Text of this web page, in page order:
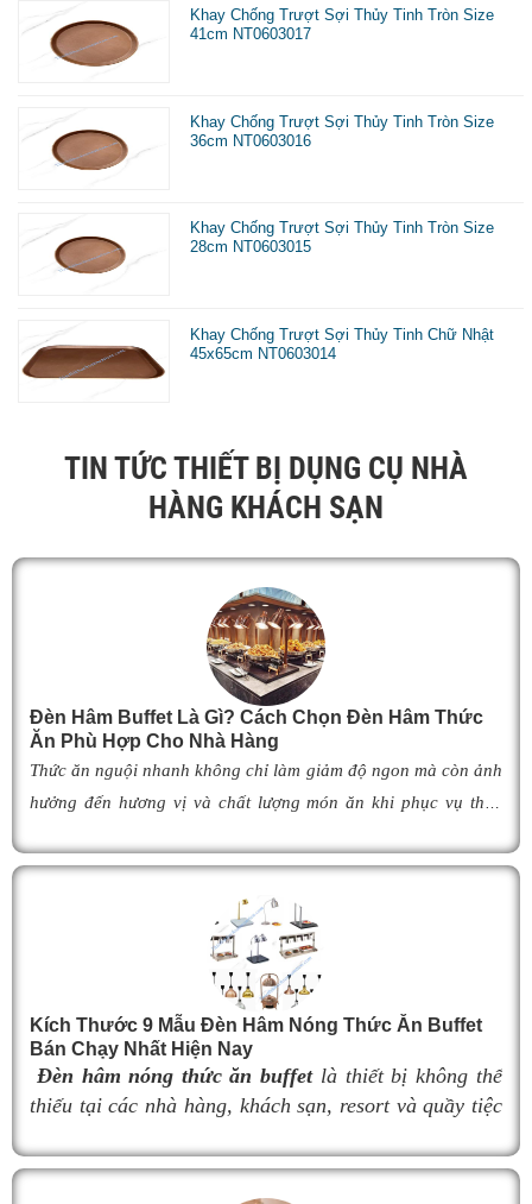
Khay Chống Trượt Sợi Thủy Tinh Tròn Size
41cm NT0603017
Khay Chống Trượt Sợi Thủy Tinh Tròn Size
36cm NT0603016
Khay Chống Trượt Sợi Thủy Tinh Tròn Size
28cm NT0603015
Khay Chống Trượt Sợi Thủy Tinh Chữ Nhật
45x65cm NT0603014
TIN TỨC THIẾT BỊ DỤNG CỤ NHÀ
HÀNG KHÁCH SẠN
Đèn Hâm Buffet Là Gì? Cách Chọn Đèn Hâm Thức
Ăn Phù Hợp Cho Nhà Hàng
Thức ăn nguội nhanh không chỉ làm giảm độ ngon mà còn ảnh
hưởng đến hương vị và chất lượng món ăn khi phục vụ thực
thành giải pháp được nhiều nhà hàng, khách sạn và khu nghỉ
dưỡng lựa chọn nhờ khả năng giữ cho món ăn luôn ấm nóng,
thơm ngon như vừa mới chế biến. Vậy
tạo như thế nào, hoạt động ra sao và làm thế nào để lựa chọn
èn hâm nóng thức ănphù hợp, giúp tối ưu hiệu
quả giữ nhiệt cũng như nâng cao tính chuyên nghiệp cho
không gian buffet? Hãy cùng tìm hiểu ngay trong bài viết dưới
Kích Thước 9 Mẫu Đèn Hâm Nóng Thức Ăn Buffet
Bán Chạy Nhất Hiện Nay
Đèn hâm nóng thức ăn buffetlà thiết bị không thể
thiếu tại các nhà hàng, khách sạn, resort và quầy tiệc
món ăn luôn nóng hổi, thơm ngon trong suốt thời gian
phục vụ, đèn hâm buffet còn góp phần nâng cao tính